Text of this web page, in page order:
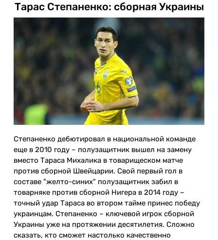
Тарас Степаненко: сборная Украины
Степаненко дебютировал в национальной команде
еще в 2010 году – полузащитник вышел на замену
вместо Тараса Михалика в товарищеском матче
против сборной Швейцарии. Свой первый гол в
составе "желто-синих" полузащитник забил в
товарняке против сборной Нигера в 2014 году –
точный удар Тараса во втором тайме принес победу
украинцам. Степаненко – ключевой игрок сборной
Украины уже на протяжении десятилетия. Сложно
сказать, кто сможет настолько качественно